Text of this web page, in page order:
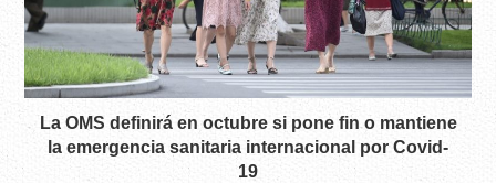
La OMS definirá en octubre si pone fin o mantiene
la emergencia sanitaria internacional por Covid-
19